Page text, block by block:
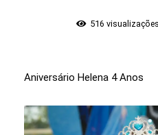
516 visualizações
Aniversário Helena 4 Anos